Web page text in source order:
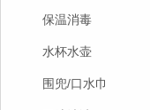
保温消毒
水杯水壶
围兜/口水巾